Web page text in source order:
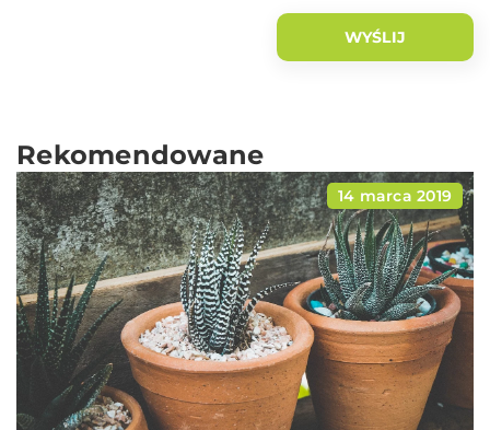
Rekomendowane
14 marca 2019